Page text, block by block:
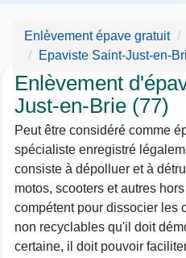
Enlèvement épave gratuit
Epaviste Saint-Just-en-
Enlèvement
Just-en-Brie (77)
Peut être considéré comme
spécialiste enregistré
consiste à dépolluer et à
motos, scooters et autres
compétent pour dissocier les
non recyclables qu'il doit
certaine, il doit pouvoir